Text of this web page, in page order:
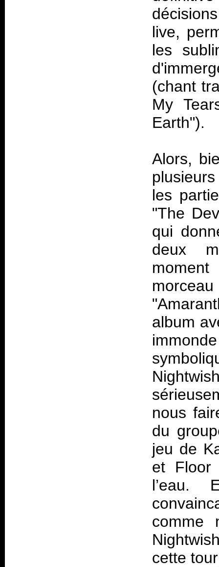
live,
les
(chant
My
Earth").
Alors,
les
"The
qui
deux
album
nous
du
jeu de
et Floor
l’eau.
comme
cette